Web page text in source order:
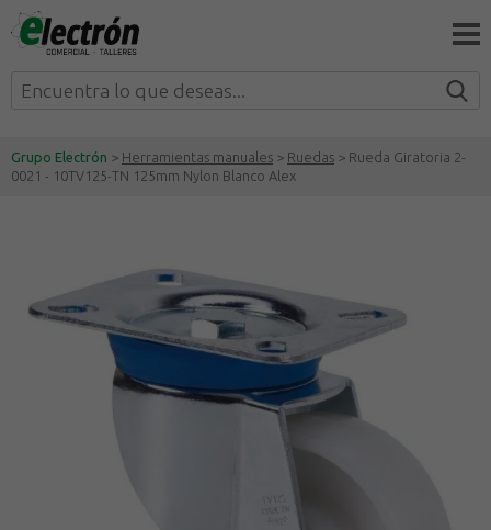
Grupo Electrón > Herramientas manuales > Ruedas > Rueda Giratoria 2-
0021 - 10TV125-TN 125mm Nylon Blanco Alex